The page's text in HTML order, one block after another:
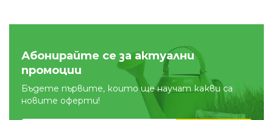
Абонирайте се за актуални
промоции
Бъдете първите, които ще научат какви са
новите оферти!